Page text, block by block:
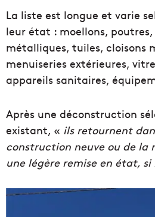
La liste est longue et varie
leur état : moellons,
métalliques, tuiles, cloisons
menuiseries extérieures,
appareils sanitaires,
Après une déconstruction
existant, « ils retournent
construction neuve ou de
une légère remise en état, si